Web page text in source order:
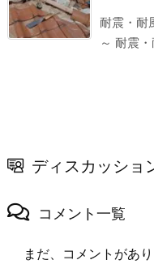
耐震・
～ 耐震
ディスカッショ
コメント一覧
まだ、コメントがあ